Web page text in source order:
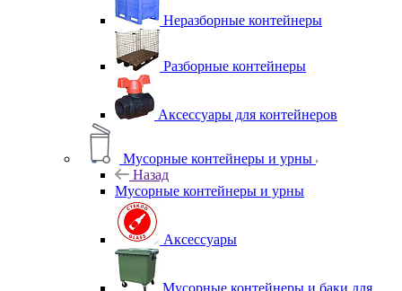
Неразборные контейнеры
Разборные контейнеры
Аксессуары для контейнеров
Мусорные контейнеры и урны
Назад
Мусорные контейнеры и урны
Аксессуары
Мусорные контейнеры и баки для